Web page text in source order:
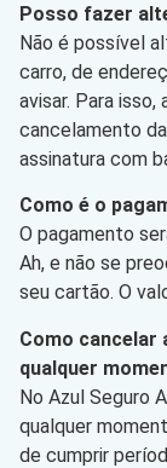
Posso fazer
Não é possível
carro, de
avisar. Para
cancelamento
assinatura com
Como é o
O pagamento
Ah, e não se
seu cartão. O
Como cancelar
qualquer
No Azul Seguro
qualquer
de cumprir